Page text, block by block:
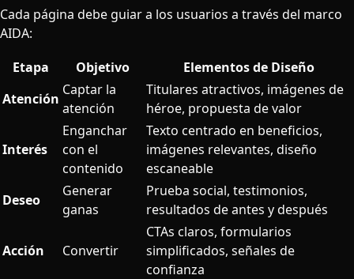
Cada página debe guiar a los usuarios a través del marco
AIDA:
Etapa
Objetivo
Elementos de Diseño
Atención
Captar la
atención
Titulares atractivos, imágenes de
héroe, propuesta de valor
Interés
Enganchar
con el
contenido
Texto centrado en beneficios,
imágenes relevantes, diseño
escaneable
Deseo
Generar
ganas
Prueba social, testimonios,
resultados de antes y después
Acción Convertir
CTAs claros, formularios
simplificados, señales de
confianza